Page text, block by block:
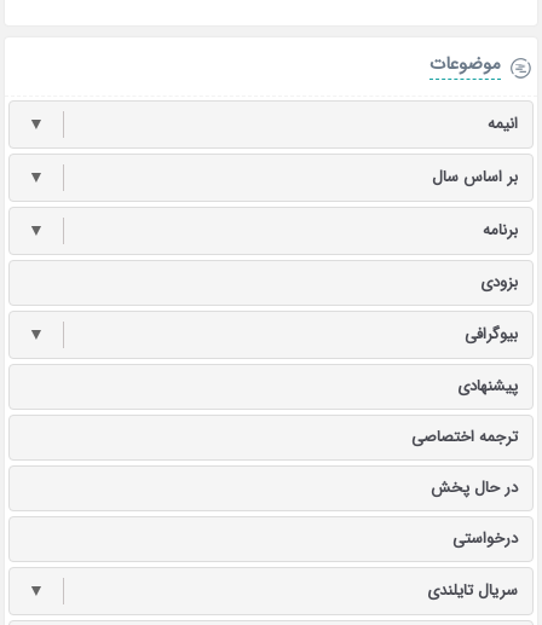
موضوعات
انیمه ▼
بر اساس سال ▼
برنامه ▼
بزودی
بیوگرافی ▼
پیشنهادی
ترجمه اختصاصی
در حال پخش
درخواستی
سریال تایلندی ▼